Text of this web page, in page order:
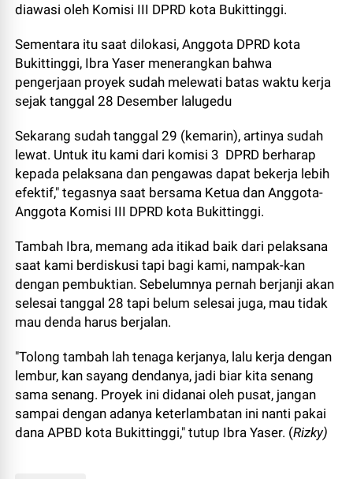
diawasi oleh Komisi III DPRD kota Bukittinggi.
Sementara itu saat dilokasi, Anggota DPRD kota
Bukittinggi, Ibra Yaser menerangkan bahwa
pengerjaan proyek sudah melewati batas waktu kerja
sejak tanggal 28 Desember lalugedu
Sekarang sudah tanggal 29 (kemarin), artinya sudah
lewat. Untuk itu kami dari komisi 3 DPRD berharap
kepada pelaksana dan pengawas dapat bekerja lebih
efektif," tegasnya saat bersama Ketua dan Anggota-
Anggota Komisi III DPRD kota Bukittinggi.
Tambah Ibra, memang ada itikad baik dari pelaksana
saat kami berdiskusi tapi bagi kami, nampak-kan
dengan pembuktian. Sebelumnya pernah berjanji akan
selesai tanggal 28 tapi belum selesai juga, mau tidak
mau denda harus berjalan.
"Tolong tambah lah tenaga kerjanya, lalu kerja dengan
lembur, kan sayang dendanya, jadi biar kita senang
sama senang. Proyek ini didanai oleh pusat, jangan
sampai dengan adanya keterlambatan ini nanti pakai
dana APBD kota Bukittinggi," tutup Ibra Yaser. (Rizky)